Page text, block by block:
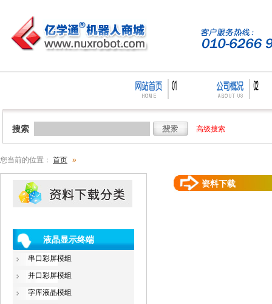
搜索 高级搜索
您当前的位置： 首页 »
液晶显示终端
串口彩屏模组
并口彩屏模组
字库液晶模组
资料下载